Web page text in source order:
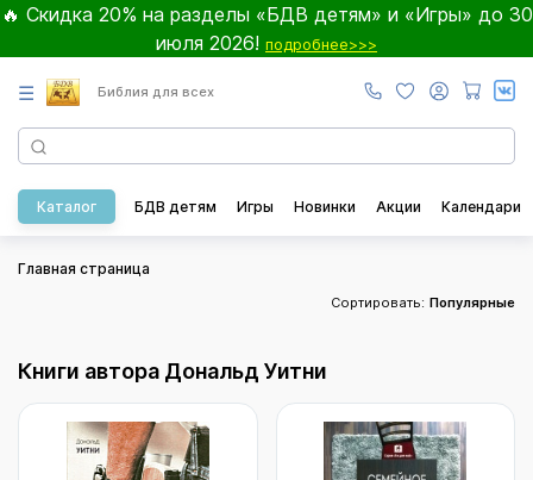
🔥 Скидка 20% на разделы «БДВ детям» и «Игры» до 30
июля 2026! подробнее>>>
☰ Библия для всех
Каталог БДВ детям Игры Новинки Акции Календари
Главная страница
Сортировать: Популярные
Книги автора Дональд Уитни